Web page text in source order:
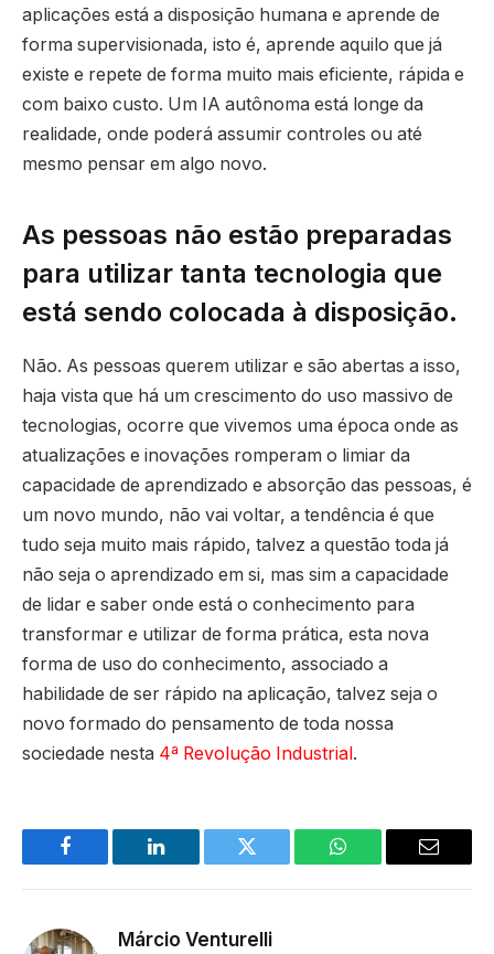
aplicações está a disposição humana e aprende de
forma supervisionada, isto é, aprende aquilo que já
existe e repete de forma muito mais eficiente, rápida e
com baixo custo. Um IA autônoma está longe da
realidade, onde poderá assumir controles ou até
mesmo pensar em algo novo.
As pessoas não estão preparadas
para utilizar tanta tecnologia que
está sendo colocada à disposição.
Não. As pessoas querem utilizar e são abertas a isso,
haja vista que há um crescimento do uso massivo de
tecnologias, ocorre que vivemos uma época onde as
atualizações e inovações romperam o limiar da
capacidade de aprendizado e absorção das pessoas, é
um novo mundo, não vai voltar, a tendência é que
tudo seja muito mais rápido, talvez a questão toda já
não seja o aprendizado em si, mas sim a capacidade
de lidar e saber onde está o conhecimento para
transformar e utilizar de forma prática, esta nova
forma de uso do conhecimento, associado a
habilidade de ser rápido na aplicação, talvez seja o
novo formado do pensamento de toda nossa
sociedade nesta 4ª Revolução Industrial.
Facebook LinkedIn Twitter WhatsApp Email
Márcio Venturelli